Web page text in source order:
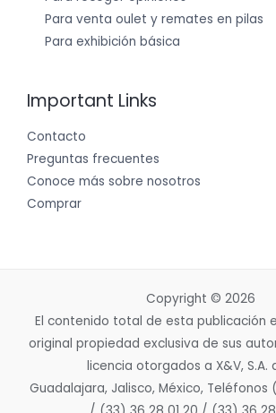
Para venta oulet y remates en pilas
Para exhibición básica
Important Links
Contacto
Preguntas frecuentes
Conoce más sobre nosotros
Comprar
Copyright © 2026
El contenido total de esta publicación
original propiedad exclusiva de sus
licencia otorgados a X&V, S.A.
Guadalajara, Jalisco, México, Teléfonos